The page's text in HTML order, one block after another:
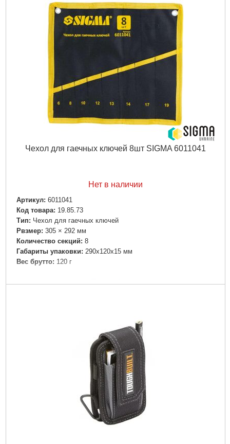
Подробнее...
Чехол для гаечных ключей 8шт SIGMA 6011041
Нет в наличии
Артикул: 6011041
Код товара: 19.85.73
Tип: Чехол для гаечных ключей
Рвзмер: 305 × 292 мм
Количество секций: 8
Габариты упаковки: 290x120x15 мм
Вес брутто: 120 г
Подробнее...